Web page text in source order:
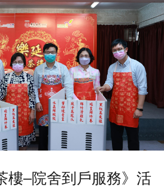
樓–院舍到戶服務》活